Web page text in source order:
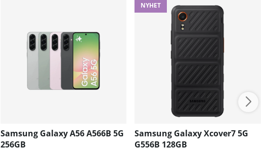
Samsung Galaxy A56 A566B 5G
256GB
NYHET
Samsung Galaxy Xcover7 5G
G556B 128GB